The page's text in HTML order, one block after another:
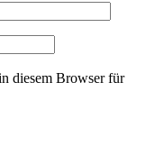
diesem Browser für